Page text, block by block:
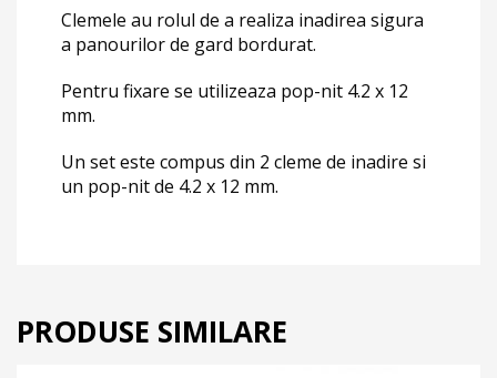
Clemele au rolul de a realiza inadirea sigura
a panourilor de gard bordurat.
Pentru fixare se utilizeaza pop-nit 4.2 x 12
mm.
Un set este compus din 2 cleme de inadire si
un pop-nit de 4.2 x 12 mm.
PRODUSE SIMILARE